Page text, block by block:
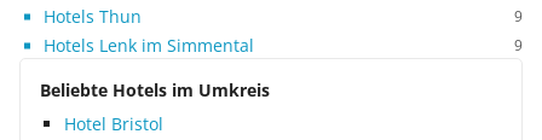
Hotels Thun 9
Hotels Lenk im Simmental 9
Beliebte Hotels im Umkreis
Hotel Bristol